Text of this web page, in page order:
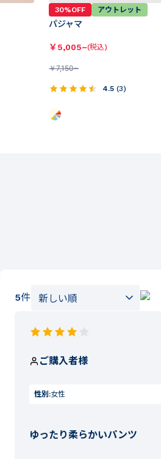
30%OFF アウトレット
パジャマ
￥5,005~(税込)
￥7,150~
4.5 (3)
5件
ご購入者様
性別:女性
ゆったり柔らかいパンツ